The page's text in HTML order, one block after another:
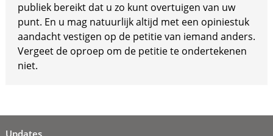
publiek bereikt dat u zo kunt overtuigen van uw
punt. En u mag natuurlijk altijd met een opiniestuk
aandacht vestigen op de petitie van iemand anders.
Vergeet de oproep om de petitie te ondertekenen
niet.
Updates